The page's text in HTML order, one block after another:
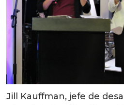
Jill Kauffman, jefe de